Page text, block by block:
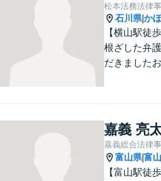
松本法務法律
石川県|か
【横山駅徒
根ざした弁
だきました
婚問題／相
など、幅広
間／休日対
気軽にご相
嘉義 亮
嘉義総合法律
富山県|富
【富山駅徒